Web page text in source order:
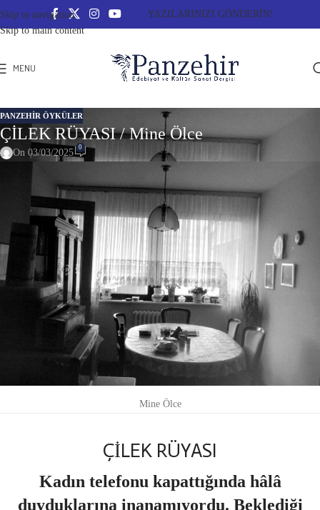
Skip to navigation
Skip to main content
YAZILARINIZI GÖNDERİN!
MENU
PANZEHIR ÖYKÜLER
ÇİLEK RÜYASI / Mine Ölce
On 03/03/2025 0
Mine Ölce
ÇİLEK RÜYASI
Kadın telefonu kapattığında hâlâ
duyduklarına inanamıyordu. Beklediği